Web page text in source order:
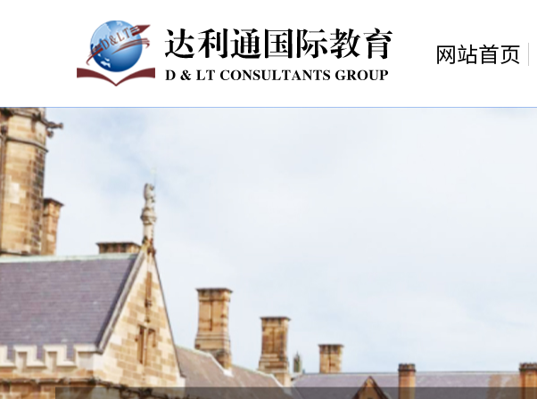
网站首页